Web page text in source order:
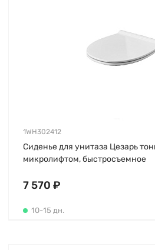
1WH302412
Сиденье для унитаза Цезарь
микролифтом, быстросъемное
7 570 ₽
10-15 дн.